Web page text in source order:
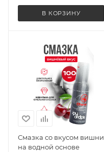
В КОРЗИНУ
Смазка со вкусом вишни
на водной основе